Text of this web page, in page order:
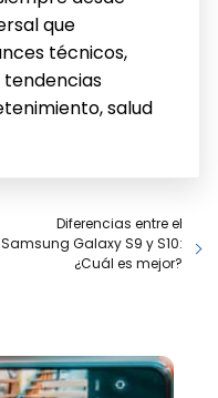
que
técnicos,
salud
Diferencias entre el
Samsung Galaxy S9 y S10:
¿Cuál es mejor?